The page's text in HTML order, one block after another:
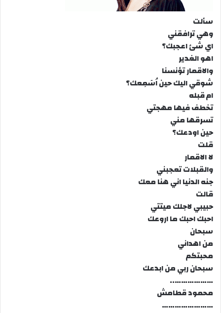
سألت
وهي ترافقني
اي شئ اعجبك؟
اهو الغدير
والاقمار تؤنسنا
شوقي اليك حين اُسٓمِعك؟
ام قبله
تخطف فيها مهجتي
تسرقها مني
حين اودعك؟
قلت
لا الاقمار
والقبلات تعجبني
جنه الدنيا اني هنا معك
قالت
حبيبي لاجلك ميتتي
احبك احبك ما اروعك
سبحان
من اهداني
محبتكم
سبحان ربي من ابدعك
………………..
محمود قطامش
……………………